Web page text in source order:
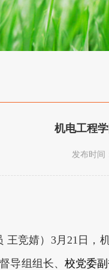
机电工程
发布时
王竞婧）3月21日
导组组长、 校党委